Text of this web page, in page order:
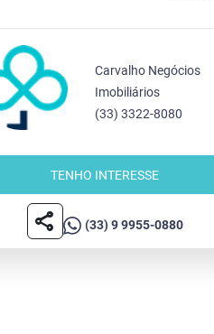
Carvalho Negócios
Imobiliários
(33) 3322-8080
TENHO INTERESSE
share (33) 9 9955-0880